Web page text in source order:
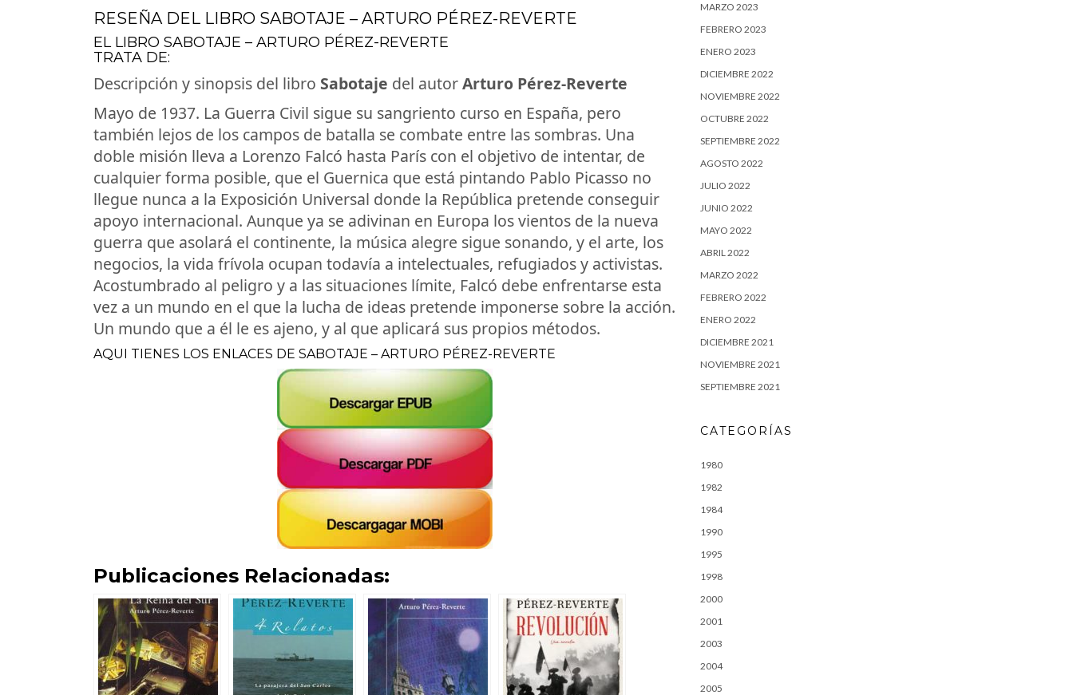
RESEÑA DEL LIBRO SABOTAJE – ARTURO PÉREZ-REVERTE
EL LIBRO SABOTAJE – ARTURO PÉREZ-REVERTE
TRATA DE:
Descripción y sinopsis del libro Sabotaje del autorArturo Pérez-Reverte
Mayo de 1937. La Guerra Civil sigue su sangriento curso en España, pero
también lejos de los campos de batalla se combate entre las sombras. Una
doble misión lleva a Lorenzo Falcó hasta París con el objetivo de intentar, de
cualquier forma posible, que el Guernica que está pintando Pablo Picasso no
llegue nunca a la Exposición Universal donde la República pretende conseguir
apoyo internacional. Aunque ya se adivinan en Europa los vientos de la nueva
guerra que asolará el continente, la música alegre sigue sonando, y el arte, los
negocios, la vida frívola ocupan todavía a intelectuales, refugiados y activistas.
Acostumbrado al peligro y a las situaciones límite, Falcó debe enfrentarse esta
vez a un mundo en el que la lucha de ideas pretende imponerse sobre la acción.
Un mundo que a él le es ajeno, y al que aplicará sus propios métodos.
AQUI TIENES LOS ENLACES DE SABOTAJE – ARTURO PÉREZ-REVERTE
Publicaciones Relacionadas:
MARZO 2023
FEBRERO 2023
ENERO 2023
DICIEMBRE 2022
NOVIEMBRE 2022
OCTUBRE 2022
SEPTIEMBRE 2022
AGOSTO 2022
JULIO 2022
JUNIO 2022
MAYO 2022
ABRIL 2022
MARZO 2022
FEBRERO 2022
ENERO 2022
DICIEMBRE 2021
NOVIEMBRE 2021
SEPTIEMBRE 2021
CATEGORÍAS
1980
1982
1984
1990
1995
1998
2000
2001
2003
2004
2005